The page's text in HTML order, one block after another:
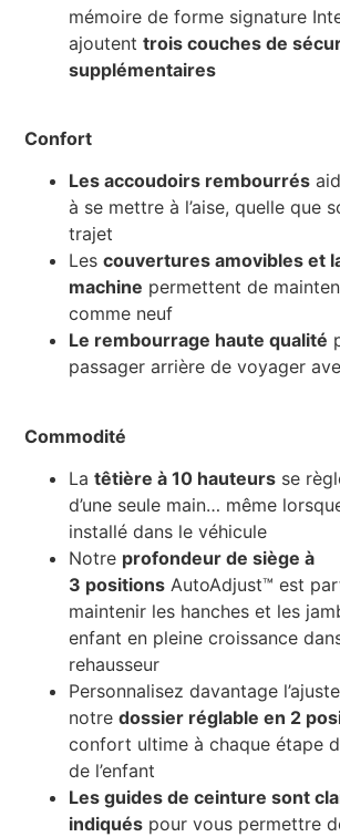
mémoire de forme signature
ajoutenttrois couches de
supplémentaires
Confort
Les accoudoirs rembourrés
à se mettre à l’aise, quelle que
trajet
Lescouvertures amovibles et
machine permettent de
comme neuf
Le rembourrage haute qualité
passager arrière de voyager
Commodité
Latêtière à 10 hauteurs se
d’une seule main… même
installé dans le véhicule
Notre profondeur de siège à
3 positions AutoAdjust™ est
maintenir les hanches et les
enfant en pleine croissance
rehausseur
Personnalisez davantage
notredossier réglable en 2
confort ultime à chaque étape
de l’enfant
Les guides de ceinture sont
indiqués pour vous permettre